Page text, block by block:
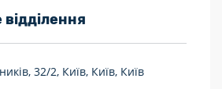
32/2, Київ, Київ, Київ